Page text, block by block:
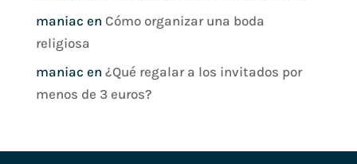
maniac en Cómo organizar una boda
religiosa
maniac en ¿Qué regalar a los invitados por
menos de 3 euros?